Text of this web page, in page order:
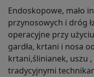
Endoskopowe, mało
przynosowych i dróg
operacyjne przy
gardła, krtani i nosa
krtani,ślinianek, uszu
tradycyjnymi